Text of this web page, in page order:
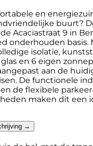
en
buurt?
Acaciastraat 9 in
onderhouden basis.
isolatie,
en 6 eigen
aan de
De functionele
de flexibele
maken dit een
→